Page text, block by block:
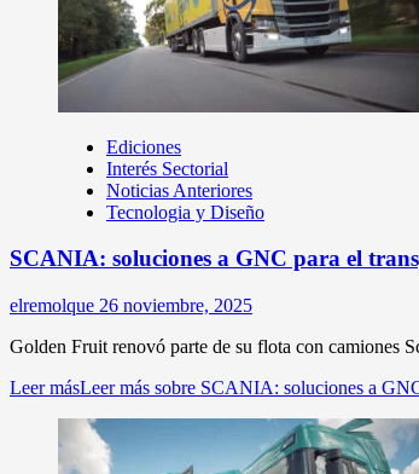
Ediciones
Interés Sectorial
Noticias Anteriores
Tecnologia y Diseño
SCANIA: soluciones a GNC para el
elremolque 26 noviembre, 2025
Golden Fruit renovó parte de su flota con camiones
Leer másLeer más sobre SCANIA: soluciones a